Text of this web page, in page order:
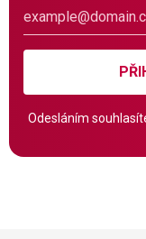
Odesláním